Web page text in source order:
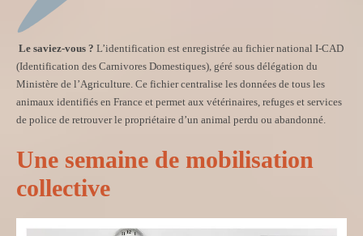
Le saviez-vous ? L’identification est enregistrée au fichier national I-CAD
(Identification des Carnivores Domestiques), géré sous délégation du
Ministère de l’Agriculture. Ce fichier centralise les données de tous les
animaux identifiés en France et permet aux vétérinaires, refuges et services
de police de retrouver le propriétaire d’un animal perdu ou abandonné.
Une semaine de mobilisation
collective